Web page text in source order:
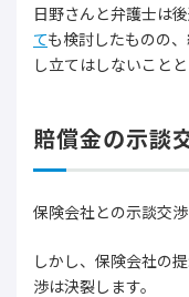
日野さんと弁護士は
ても検討したものの
し立てはしないことと
賠償金の示談
保険会社との示談交
しかし、保険会社の
渉は決裂します。